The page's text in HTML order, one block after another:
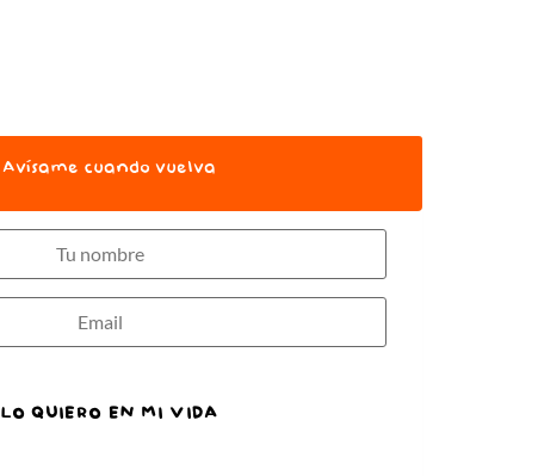
Avísame cuando vuelva
LO QUIERO EN MI VIDA